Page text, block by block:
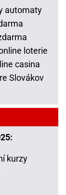
automaty
loterie
casina
Slovákov
kurzy